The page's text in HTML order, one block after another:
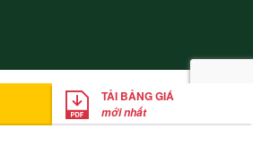
Xuân Valley Vĩnh Phúc. Cung cấp bởi
Mathsoft Việt Nam
TẢI BẢNG GIÁ
mới nhất